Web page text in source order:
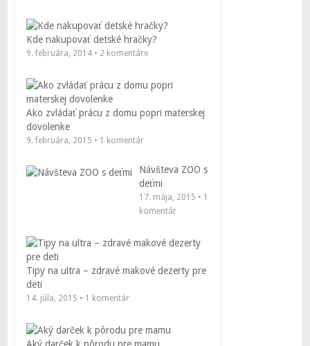
Kde nakupovať detské hračky?
9. februára, 2014 • 2 komentáre
Ako zvládať prácu z domu popri materskej
dovolenke
9. februára, 2015 • 1 komentár
Návšteva ZOO s
deťmi
17. mája, 2015 • 1
komentár
Tipy na ultra – zdravé makové dezerty pre
deti
14. júla, 2015 • 1 komentár
Aký darček k pôrodu pre mamu